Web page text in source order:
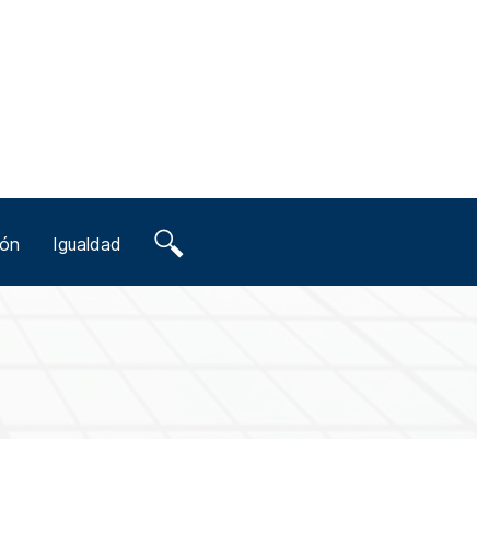
Igualdad